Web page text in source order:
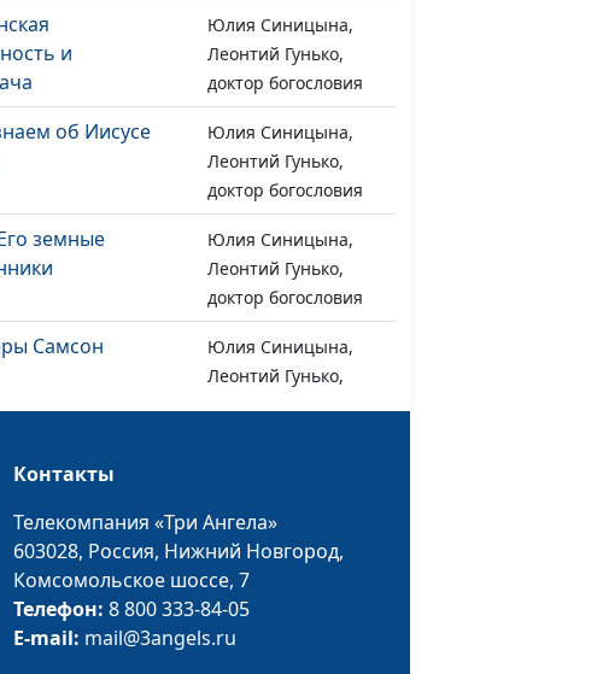
и
Юлия Синицына,
Леонтий Гунько,
доктор богословия
об Иисусе
Юлия Синицына,
Леонтий Гунько,
доктор богословия
земные
Юлия Синицына,
Леонтий Гунько,
доктор богословия
Самсон
Юлия Синицына,
Леонтий Гунько,
доктор богословия
- одно"
Юлия Синицына,
Леонтий Гунько,
доктор богословия
Контакты
Телекомпания «Три Ангела»
603028, Россия, Нижний Новгород,
Комсомольское шоссе, 7
Телефон: 8 800 333-84-05
E-mail: mail@3angels.ru